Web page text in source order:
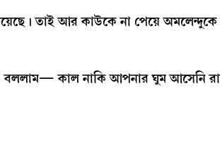
তাই আর কাউকে না পেয়ে অমলেন্দুকে
কাল নাকি আপনার ঘুম আসেনি